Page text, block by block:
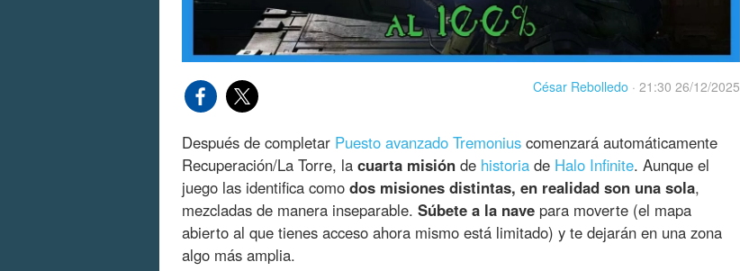
César Rebolledo · 21:30 26/12/2025
Después de completar Puesto avanzado Tremonius comenzará automáticamente
Recuperación/La Torre, la cuarta misión de historia de Halo Infinite. Aunque el
juego las identifica como dos misiones distintas, en realidad son una sola,
mezcladas de manera inseparable. Súbete a la nave para moverte (el mapa
abierto al que tienes acceso ahora mismo está limitado) y te dejarán en una zona
algo más amplia.